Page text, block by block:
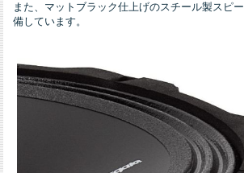
また、マットブラック仕上げのスチール製スピ
備しています。